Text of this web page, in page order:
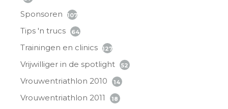
Sponsoren 107
Tips 'n trucs 64
Trainingen en clinics 127
Vrijwilliger in de spotlight 52
Vrouwentriathlon 2010 14
Vrouwentriathlon 2011 18